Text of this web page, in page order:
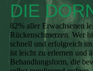
DIE
82% aller Erwachsenen
Rückenschmerzen. Wer
schnell und erfolgreich
ist leicht zu erlernen und
Behandlungsform, die